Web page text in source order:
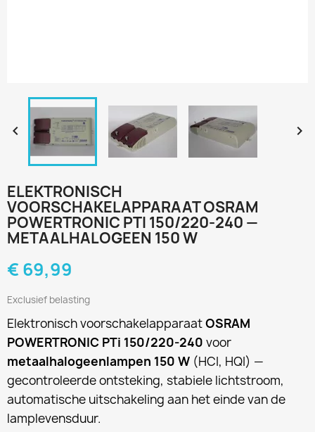
 
ELEKTRONISCH
VOORSCHAKELAPPARAAT OSRAM
POWERTRONIC PTI 150/220-240 —
METAALHALOGEEN 150 W
€ 69,99
Exclusief belasting
Elektronisch voorschakelapparaatOSRAM
POWERTRONIC PTi 150/220-240 voor
metaalhalogeenlampen 150 W (HCI, HQI) —
gecontroleerde ontsteking, stabiele lichtstroom,
automatische uitschakeling aan het einde van de
lamplevensduur.